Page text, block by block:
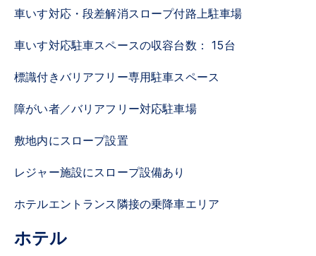
車いす対応・段差解消スロープ付路上駐車場
車いす対応駐車スペースの収容台数： 15台
標識付きバリアフリー専用駐車スペース
障がい者／バリアフリー対応駐車場
敷地内にスロープ設置
レジャー施設にスロープ設備あり
ホテルエントランス隣接の乗降車エリア
ホテル